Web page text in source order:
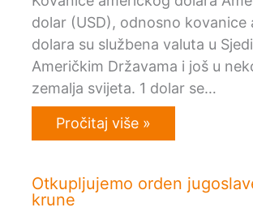
dolar (USD), odnosno kovanice
dolara su službena valuta u
Američkim Državama i još u
zemalja svijeta. 1 dolar se…
Pročitaj više »
Otkupljujemo orden
krune